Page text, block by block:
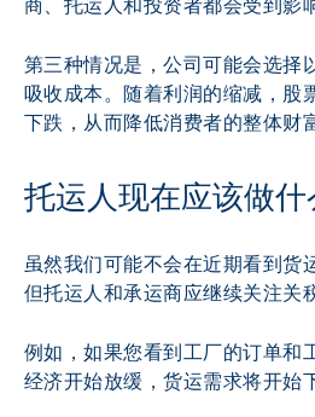
商、托运人和投资者都会受到影
第三种情况是，公司可能会选择
吸收成本。随着利润的缩减，股
下跌，从而降低消费者的整体财
托运人现在应该做什
虽然我们可能不会在近期看到货
但托运人和承运商应继续关注关
例如，如果您看到工厂的订单和
经济开始放缓，货运需求将开始